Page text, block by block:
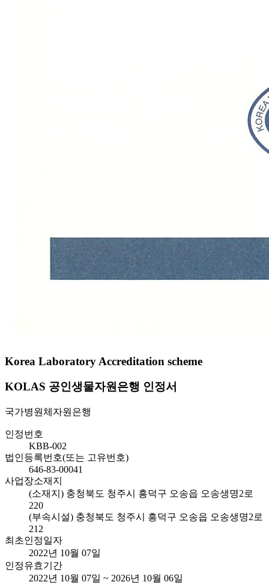
Korea Laboratory Accreditation scheme
KOLAS 공인생물자원은행 인정서
국가병원체자원은행
인정번호
KBB-002
법인등록번호(또는 고유번호)
646-83-00041
사업장소재지
(소재지) 충청북도 청주시 흥덕구 오송읍 오송생명2로
220
(부속시설) 충청북도 청주시 흥덕구 오송읍 오송생명2로
212
최초인정일자
2022년 10월 07일
인정유효기간
2022년 10월 07일 ~ 2026년 10월 06일